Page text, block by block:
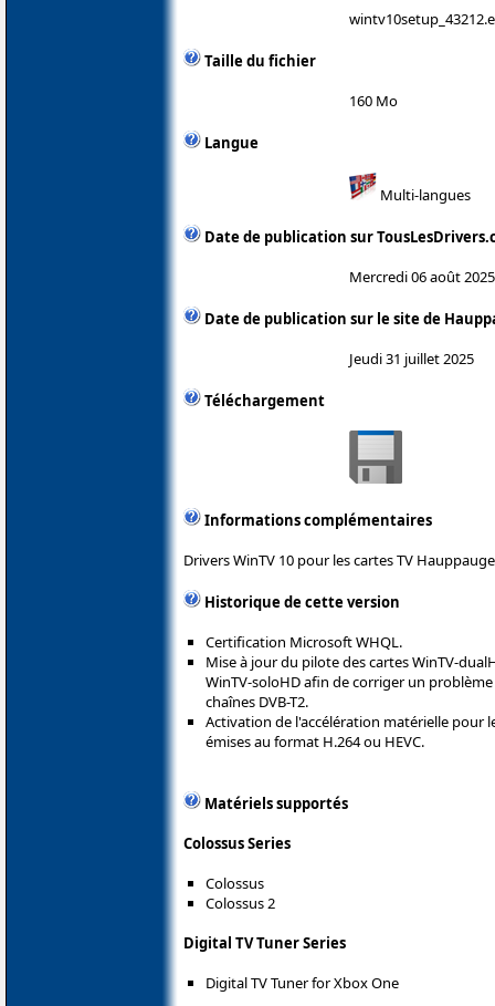
Taille du fichier
160 Mo
Langue
Multi-langues
Date de publication sur
Mercredi 06 août 2025
Date de publication sur le site de
Jeudi 31 juillet 2025
Téléchargement
Informations complémentaires
Drivers WinTV 10 pour les cartes TV
Historique de cette version
Certification Microsoft WHQL.
Mise à jour du pilote des cartes WinTV-
WinTV-soloHD afin de corriger un
chaînes DVB-T2.
Activation de l'accélération matérielle pour
émises au format H.264 ou HEVC.
Matériels supportés
Colossus Series
Colossus
Colossus 2
Digital TV Tuner Series
Digital TV Tuner for Xbox One